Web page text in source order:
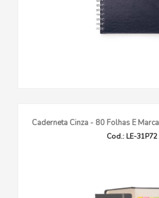
Caderneta Cinza - 80 Folhas E
Cod.: LE-31P72